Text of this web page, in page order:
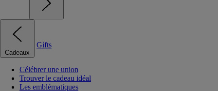
Cadeaux
Gifts
Célébrer une union
Trouver le cadeau idéal
Les emblématiques